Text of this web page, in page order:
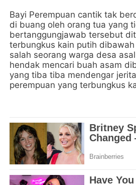
Bayi Perempuan cantik tak
di buang oleh orang tua yang
bertanggungjawab tersebut
terbungkus kain putih
salah seorang warga desa
hendak mencari buah asam
yang tiba tiba mendengar
perempuan yang terbungkus